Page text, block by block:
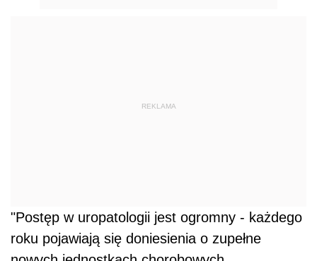
REKLAMA
"Postęp w uropatologii jest ogromny - każdego
roku pojawiają się doniesienia o zupełne